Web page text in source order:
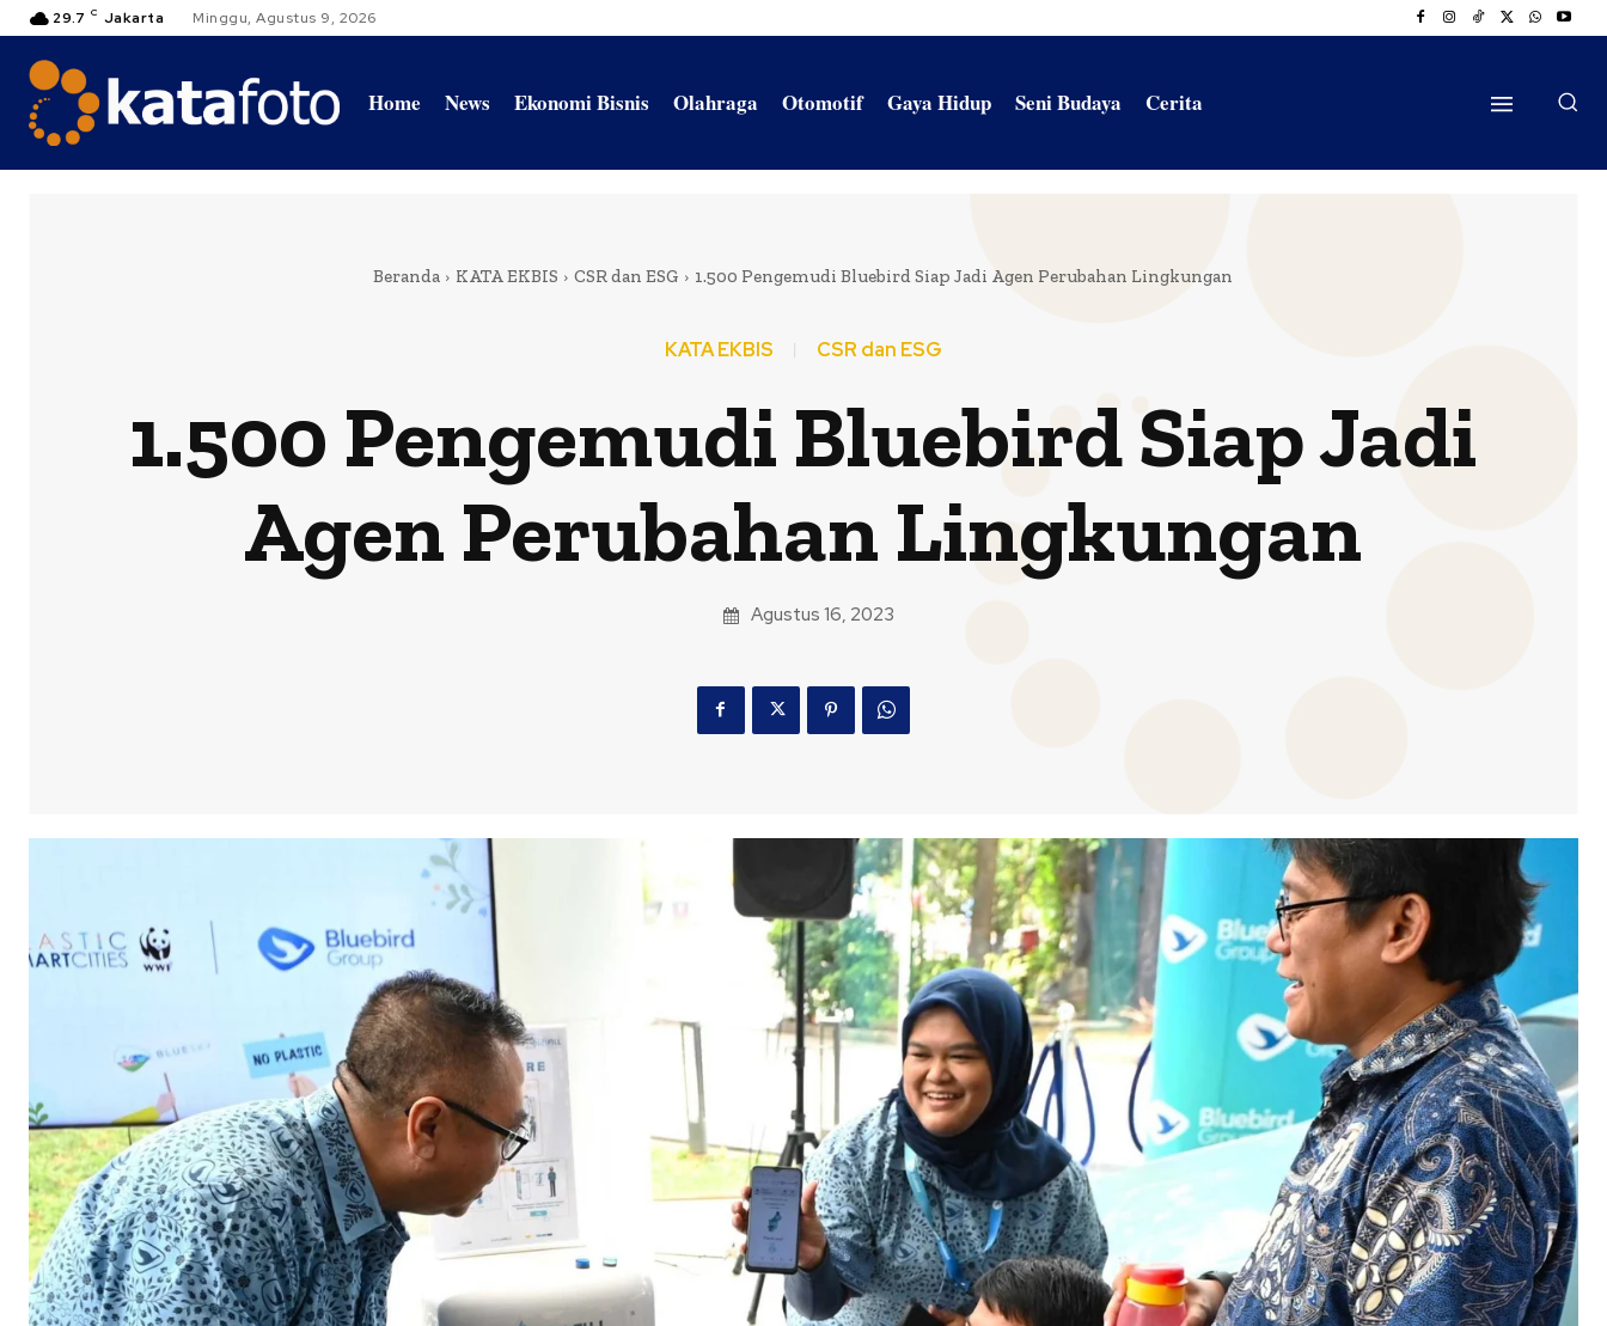
29.7 C Jakarta Minggu, Agustus 9, 2026
Home News Ekonomi Bisnis Olahraga Otomotif Gaya Hidup Seni Budaya Cerita
Beranda KATA EKBIS CSR dan ESG 1.500 Pengemudi Bluebird Siap Jadi Agen Perubahan Lingkungan
KATA EKBIS CSR dan ESG
1.500 Pengemudi Bluebird Siap Jadi
Agen Perubahan Lingkungan
Agustus 16, 2023